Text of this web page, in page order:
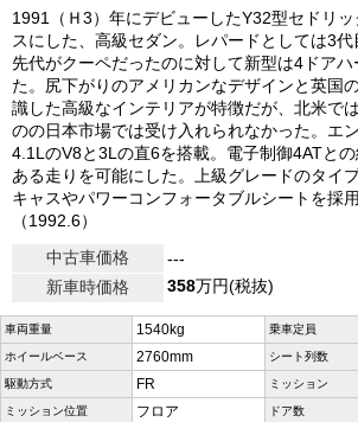
1991（Ｈ3）年にデビューしたY32型セドリ
スにした、高級セダン。レパードとしては3代
先代がクーペだったのに対して新型は4ドア
た。尻下がりのアメリカンなデザインと英国
識した高級なインテリアが特徴だが、北米で
のの日本市場では受け入れられなかった。エ
4.1LのV8と3Lの直6を搭載。電子制御4ATと
ある走りを可能にした。上級グレードのタイ
キャスやパワーコンフォータブルシートを採用
（1992.6）
中古車価格
---
新車時価格
358万円(税抜)
車両重量 1540kg 乗車定員
ホイールベース 2760mm シート列数
駆動方式 FR ミッション
ミッション位置 フロア ドア数